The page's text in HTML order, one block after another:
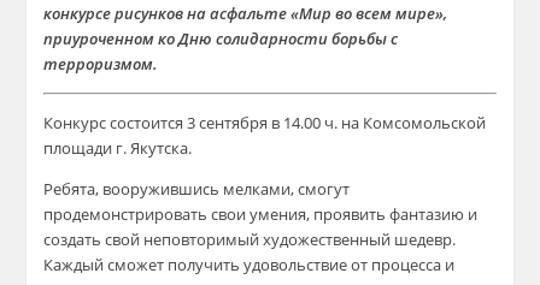
конкурсе рисунков на асфальте «Мир во всем мире»,
приуроченном ко Дню солидарности борьбы с
терроризмом.
Конкурс состоится 3 сентября в 14.00 ч. на Комсомольской
площади г. Якутска.
Ребята, вооружившись мелками, смогут
продемонстрировать свои умения, проявить фантазию и
создать свой неповторимый художественный шедевр.
Каждый сможет получить удовольствие от процесса и